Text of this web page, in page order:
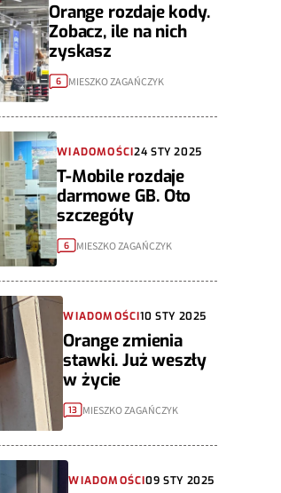
Orange rozdaje kody.
Zobacz, ile na nich
zyskasz
6 MIESZKO ZAGAŃCZYK
WIADOMOŚCI24 STY 2025
T-Mobile rozdaje
darmowe GB. Oto
szczegóły
6 MIESZKO ZAGAŃCZYK
WIADOMOŚCI10 STY 2025
Orange zmienia
stawki. Już weszły
w życie
13 MIESZKO ZAGAŃCZYK
WIADOMOŚCI09 STY 2025